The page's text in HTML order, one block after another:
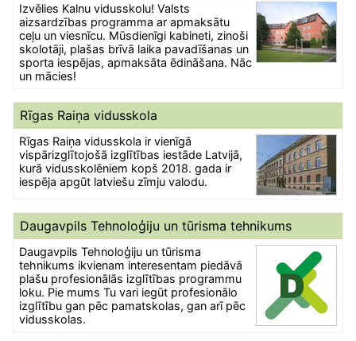
Izvēlies Kalnu vidusskolu! Valsts
aizsardzības programma ar apmaksātu
ceļu un viesnīcu. Mūsdienīgi kabineti, zinoši
skolotāji, plašas brīvā laika pavadīšanas un
sporta iespējas, apmaksāta ēdināšana. Nāc
un mācies!
Rīgas Raiņa vidusskola
Rīgas Raiņa vidusskola ir vienīgā
vispārizglītojošā izglītības iestāde Latvijā,
kurā vidusskolēniem kopš 2018. gada ir
iespēja apgūt latviešu zīmju valodu.
Daugavpils Tehnoloģiju un tūrisma tehnikums
Daugavpils Tehnoloģiju un tūrisma
tehnikums ikvienam interesentam piedāvā
plašu profesionālās izglītības programmu
loku. Pie mums Tu vari iegūt profesionālo
izglītību gan pēc pamatskolas, gan arī pēc
vidusskolas.